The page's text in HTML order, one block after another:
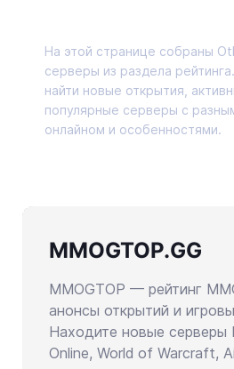
На этой странице собраны
серверы из раздела
найти новые открытия,
популярные серверы с
онлайном и особенностями.
MMOGTOP.GG
MMOGTOP — рейтинг
анонсы открытий и
Находите новые серверы
Online, World of Warcraft,